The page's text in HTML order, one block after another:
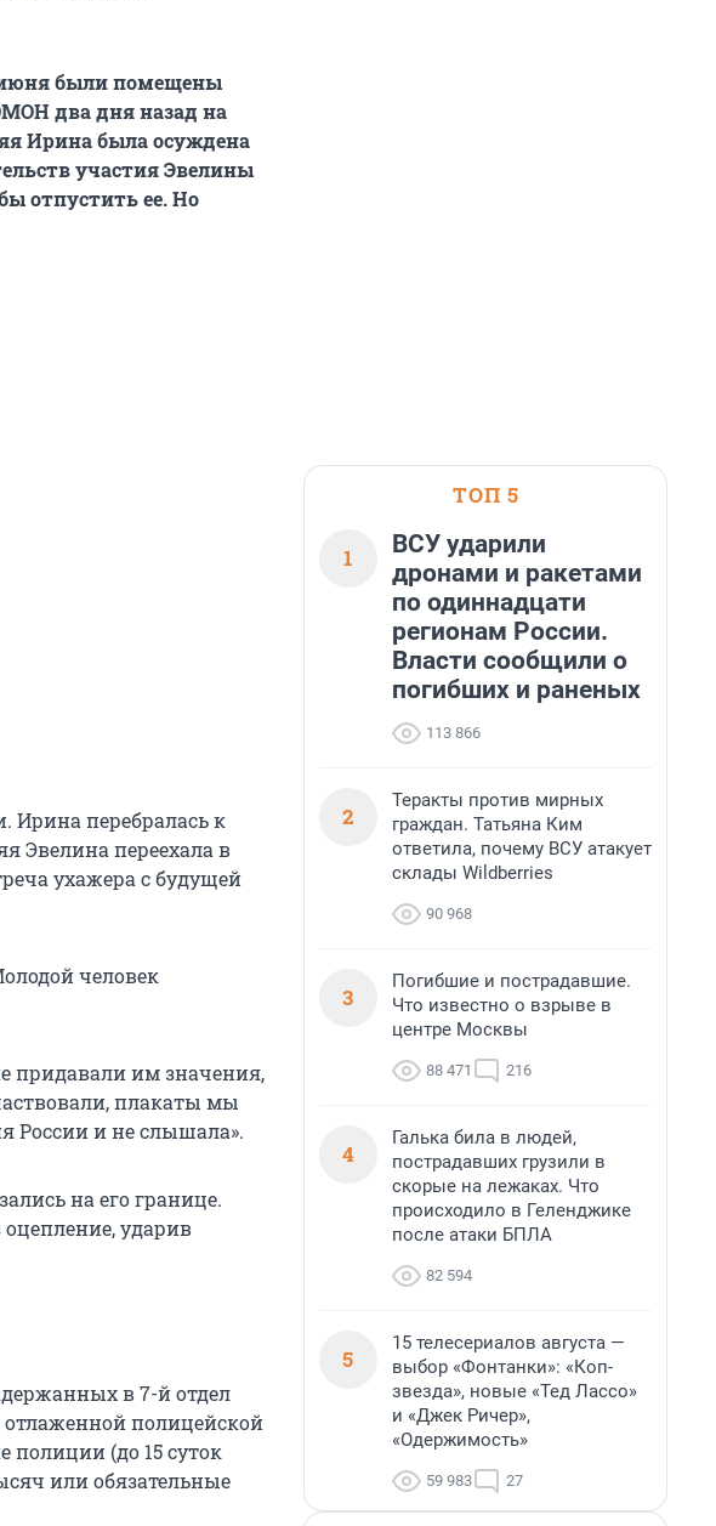
июня были помещены
два дня назад на
Ирина была осуждена
участия Эвелины
отпустить ее. Но
Ирина перебралась к
Эвелина переехала в
ухажера с будущей
человек
придавали им значения,
плакаты мы
России и не слышала».
на его границе.
ударив
в 7-й отдел
полицейской
полиции (до 15 суток
или обязательные
ТОП 5
1
ВСУ ударили
дронами и ракетами
по одиннадцати
регионам России.
Власти сообщили о
погибших и раненых
113 866
2
Теракты против мирных
граждан. Татьяна Ким
ответила, почему ВСУ атакует
склады Wildberries
90 968
3
Погибшие и пострадавшие.
Что известно о взрыве в
центре Москвы
88 471 216
4
Галька била в людей,
пострадавших грузили в
скорые на лежаках. Что
происходило в Геленджике
после атаки БПЛА
82 594
5
15 телесериалов августа —
выбор «Фонтанки»: «Коп-
звезда», новые «Тед Лассо»
и «Джек Ричер»,
«Одержимость»
59 983 27